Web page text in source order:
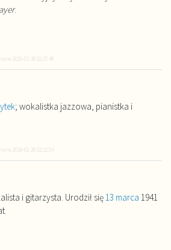
.
2025-01-30 22:27:48
; wokalistka jazzowa, pianistka i
2018-02-26 02:22:54
i gitarzysta. Urodził się13 marca 1941